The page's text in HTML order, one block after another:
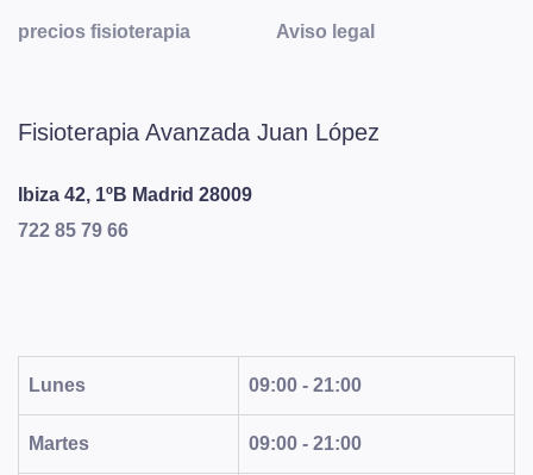
precios fisioterapia Aviso legal
Fisioterapia Avanzada Juan López
Ibiza 42, 1ºB Madrid 28009
722 85 79 66
Lunes 09:00 - 21:00
Martes 09:00 - 21:00